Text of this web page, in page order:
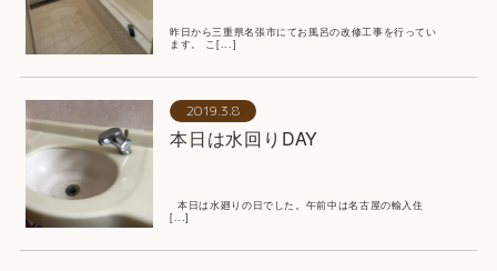
昨日から三重県名張市にてお風呂の改修工事を行ってい
ます。 こ[...]
2019.3.8
本日は水回りDAY
本日は水廻りの日でした。午前中は名古屋の輸入住
[...]